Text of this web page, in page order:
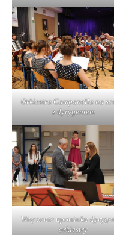
Orkiestra Campanella na
z dyrygentem
Wręczenie upominku
orkiestry